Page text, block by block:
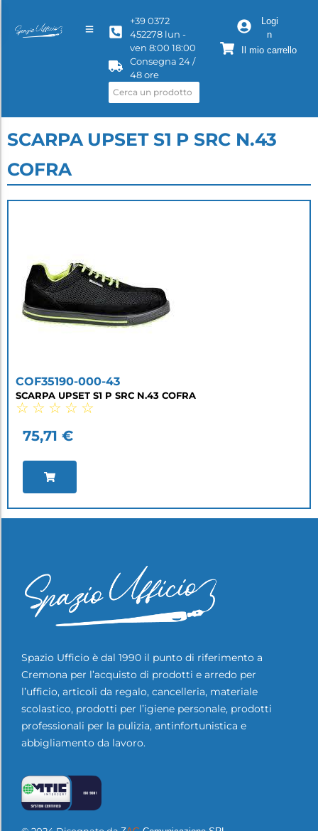
+39 0372
452278 lun -
ven 8:00 18:00
Consegna 24 /
48 ore
Logi
n
Il mio carrello
SCARPA UPSET S1 P SRC N.43
COFRA
COF35190-000-43
SCARPA UPSET S1 P SRC N.43 COFRA
☆ ☆ ☆ ☆ ☆
75,71 €
Spazio Ufficio è dal 1990 il punto di riferimento a
Cremona per l’acquisto di prodotti e arredo per
l’ufficio, articoli da regalo, cancelleria, materiale
scolastico, prodotti per l’igiene personale, prodotti
professionali per la pulizia, antinfortunistica e
abbigliamento da lavoro.